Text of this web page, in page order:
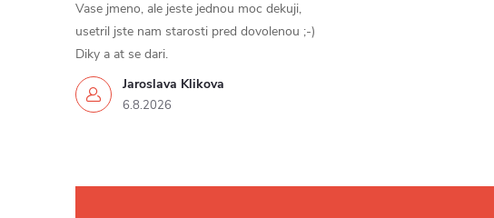
Jaroslava Klikova
6.8.2026
Vase jmeno, ale jeste jednou moc dekuji,
usetril jste nam starosti pred dovolenou ;-)
Diky a at se dari.